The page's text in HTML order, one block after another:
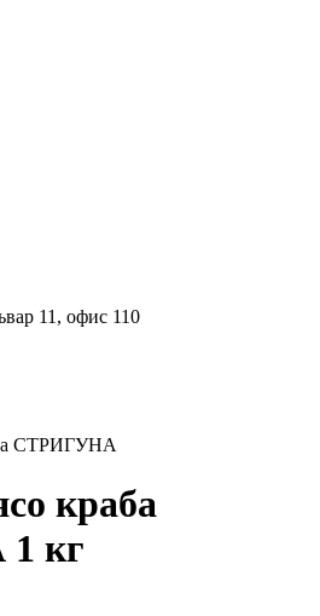
11, офис 110
СТРИГУНА
краба
1 кг